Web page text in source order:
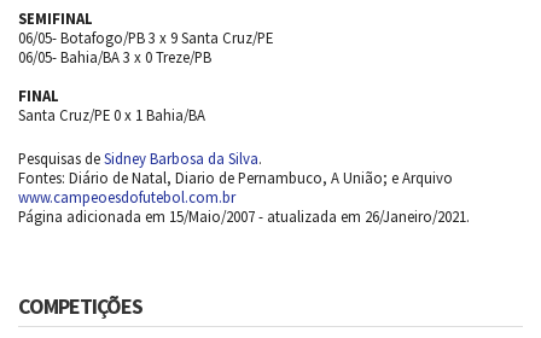
SEMIFINAL
06/05- Botafogo/PB 3 x 9 Santa Cruz/PE
06/05- Bahia/BA 3 x 0 Treze/PB
FINAL
Santa Cruz/PE 0 x 1 Bahia/BA
Pesquisas deSidney Barbosa da Silva.
Fontes: Diário de Natal, Diario de Pernambuco, A União; e Arquivo
www.campeoesdofutebol.com.br
Página adicionada em 15/Maio/2007 - atualizada em 26/Janeiro/2021.
COMPETIÇÕES